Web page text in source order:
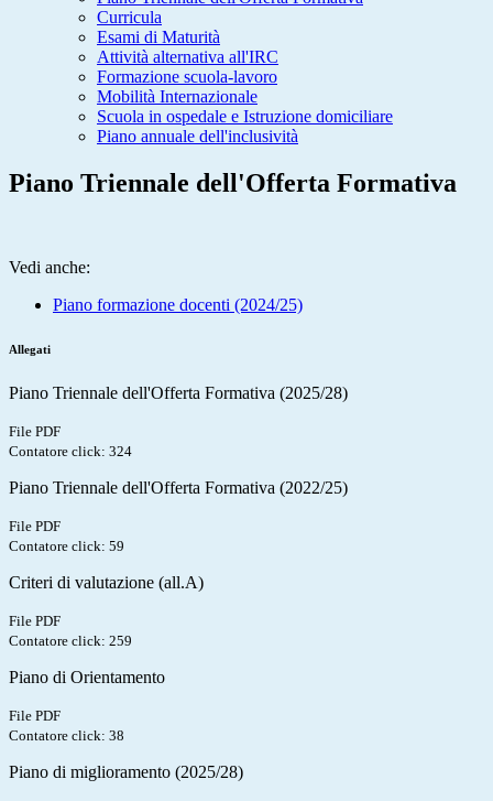
Curricula
Esami di Maturità
Attività alternativa all'IRC
Formazione scuola-lavoro
Mobilità Internazionale
Scuola in ospedale e Istruzione domiciliare
Piano annuale dell'inclusività
Piano Triennale dell'Offerta Formativa
Vedi anche:
Piano formazione docenti (2024/25)
Allegati
Piano Triennale dell'Offerta Formativa (2025/28)
File PDF
Contatore click: 324
Piano Triennale dell'Offerta Formativa (2022/25)
File PDF
Contatore click: 59
Criteri di valutazione (all.A)
File PDF
Contatore click: 259
Piano di Orientamento
File PDF
Contatore click: 38
Piano di miglioramento (2025/28)